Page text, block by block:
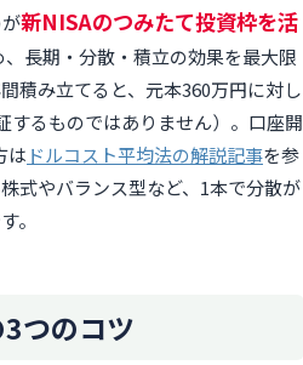
新NISAのつみたて投資枠を活
長期・分散・積立の効果を最大限
積み立てると、元本360万円に対し
するものではありません）。口座開
は ドルコスト平均法の解説記事を参
式やバランス型など、1本で分散が
。
つのコツ